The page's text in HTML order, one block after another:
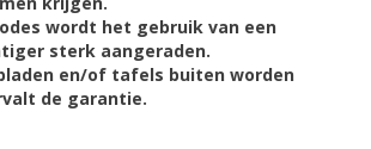
wordt het gebruik van een
sterk aangeraden.
en/of tafels buiten worden
de garantie.